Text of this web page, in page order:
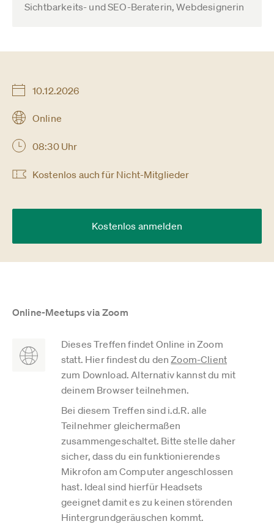
Sichtbarkeits- und SEO-Beraterin, Webdesignerin
10.12.2026
Online
08:30 Uhr
Kostenlos auch für Nicht-Mitglieder
Kostenlos anmelden
Online-Meetups via Zoom
Dieses Treffen findet Online in Zoom
statt. Hier findest du denZoom-Client
zum Download. Alternativ kannst du mit
deinem Browser teilnehmen.
Bei diesem Treffen sind i.d.R. alle
Teilnehmer gleichermaßen
zusammengeschaltet. Bitte stelle daher
sicher, dass du ein funktionierendes
Mikrofon am Computer angeschlossen
hast. Ideal sind hierfür Headsets
geeignet damit es zu keinen störenden
Hintergrundgeräuschen kommt.